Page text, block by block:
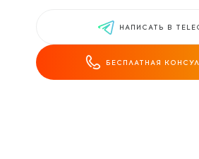
НАПИСАТЬ В
БЕСПЛАТНАЯ